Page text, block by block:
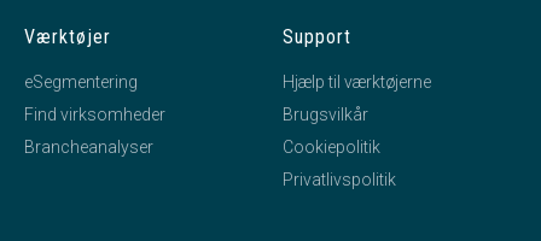
Værktøjer
eSegmentering
Find virksomheder
Brancheanalyser
Support
Hjælp til værktøjerne
Brugsvilkår
Cookiepolitik
Privatlivspolitik